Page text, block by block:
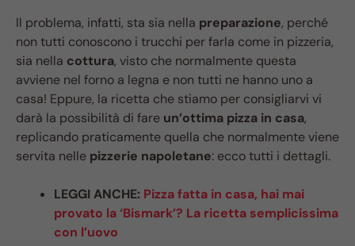
Il problema, infatti, sta sia nella preparazione, perché
non tutti conoscono i trucchi per farla come in pizzeria,
sia nella cottura, visto che normalmente questa
avviene nel forno a legna e non tutti ne hanno uno a
casa! Eppure, la ricetta che stiamo per consigliarvi vi
darà la possibilità di fare un’ottima pizza in casa,
replicando praticamente quella che normalmente viene
servita nelle pizzerie napoletane: ecco tutti i dettagli.
LEGGI ANCHE: Pizza fatta in casa, hai mai
provato la ‘Bismark’? La ricetta semplicissima
con l’uovo